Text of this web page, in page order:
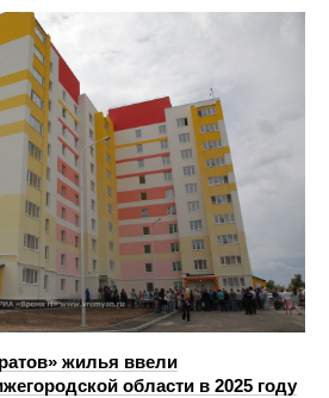
жилья ввели
области в 2025 году